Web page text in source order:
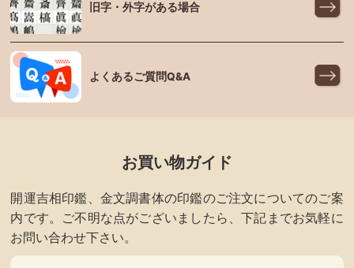
旧字・外字がある場合
よくあるご質問Q&A
お買い物ガイド
開運吉相印鑑、金文調書体の印鑑のご注文についてのご案
内です。ご不明な点がございましたら、下記までお気軽に
お問い合わせ下さい。